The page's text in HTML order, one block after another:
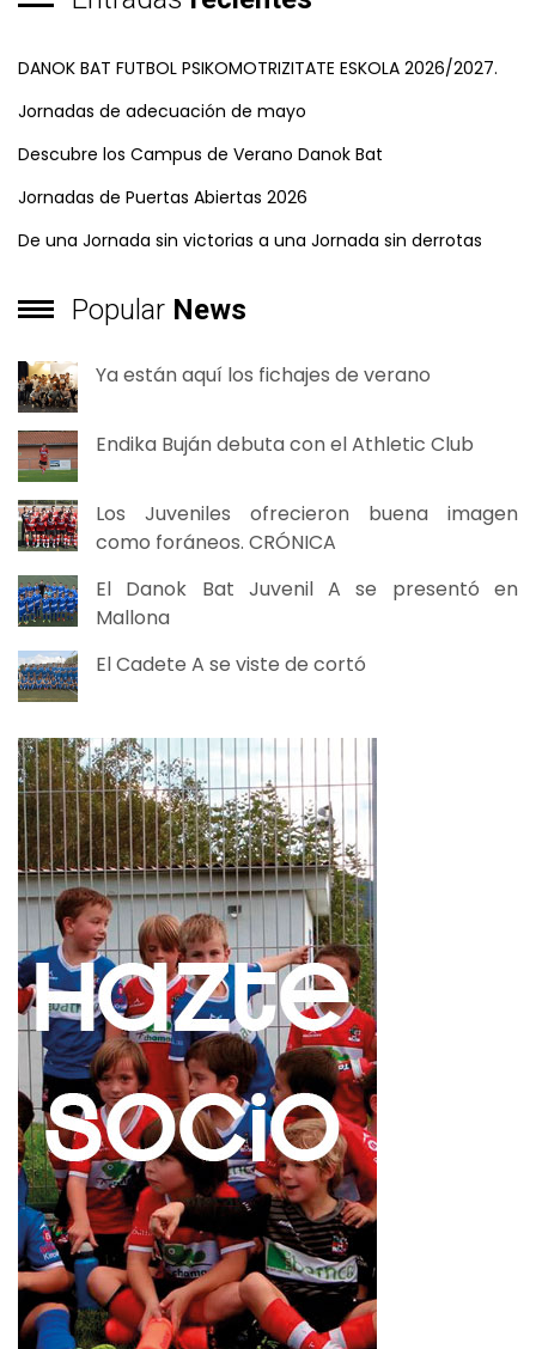
DANOK BAT FUTBOL PSIKOMOTRIZITATE ESKOLA 2026/2027.
Jornadas de adecuación de mayo
Descubre los Campus de Verano Danok Bat
Jornadas de Puertas Abiertas 2026
De una Jornada sin victorias a una Jornada sin derrotas
Popular News
Ya están aquí los fichajes de verano
Endika Buján debuta con el Athletic Club
Los Juveniles ofrecieron buena imagen
como foráneos. CRÓNICA
El Danok Bat Juvenil A se presentó en
Mallona
El Cadete A se viste de cortó